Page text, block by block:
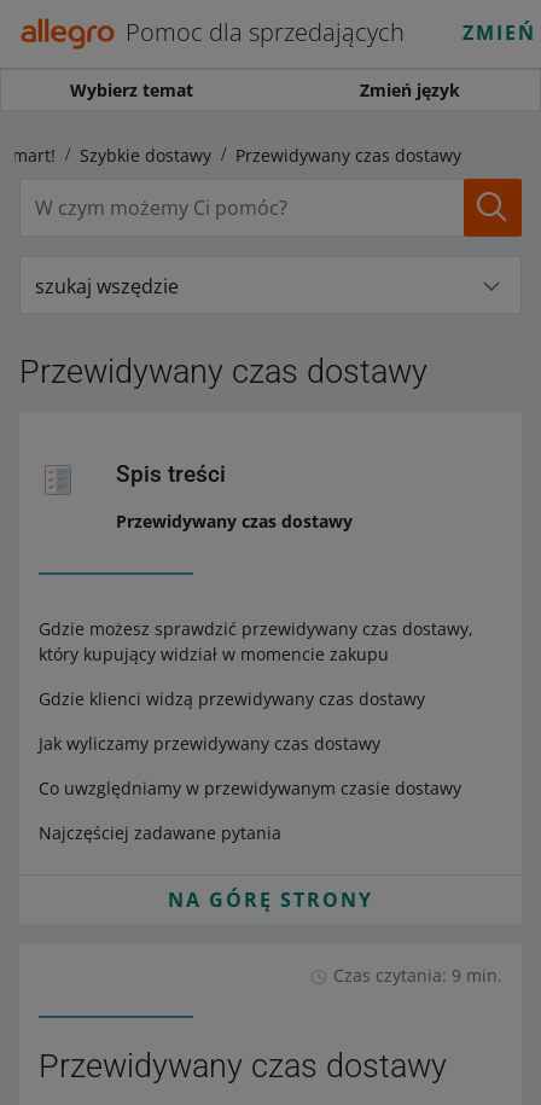
Pomoc dla sprzedających
Wybierz temat Zmień język
Szybkie dostawy Przewidywany czas dostawy
szukaj wszędzie
Przewidywany czas dostawy
Spis treści
Przewidywany czas dostawy
Gdzie możesz sprawdzić przewidywany czas dostawy,
który kupujący widział w momencie zakupu
Gdzie klienci widzą przewidywany czas dostawy
Jak wyliczamy przewidywany czas dostawy
Co uwzględniamy w przewidywanym czasie dostawy
Najczęściej zadawane pytania
NA GÓRĘ STRONY
Czas czytania: 9 min.
Przewidywany czas dostawy